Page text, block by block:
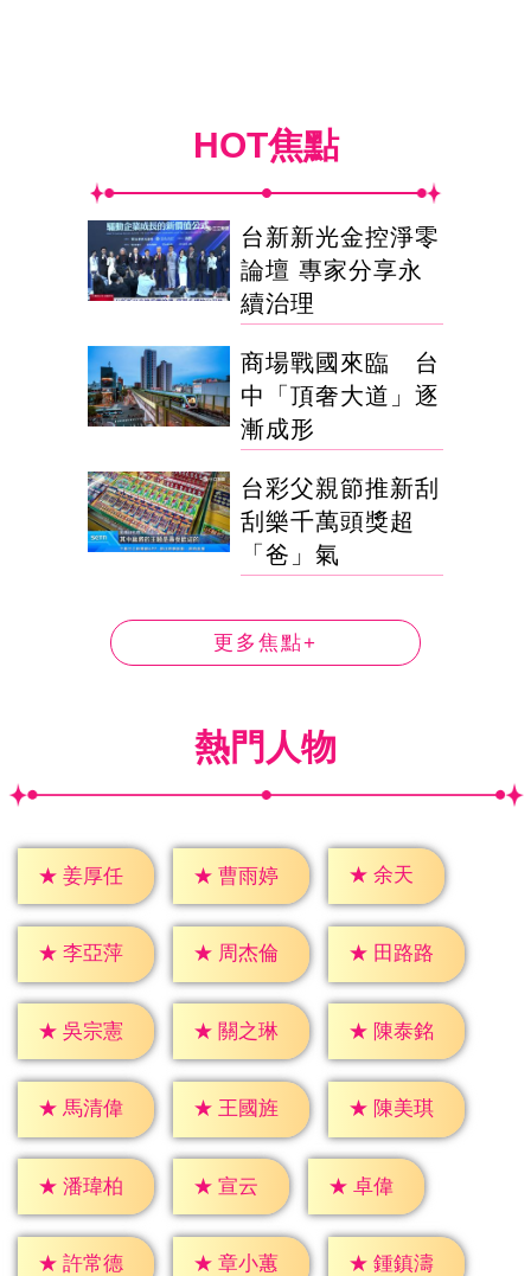
HOT焦點
台新新光金控淨零
論壇 專家分享永
續治理
商場戰國來臨 台
中「頂奢大道」逐
漸成形
台彩父親節推新刮
刮樂千萬頭獎超
「爸」氣
更多焦點+
熱門人物
★ 姜厚任 ★ 曹雨婷 ★ 余天
★ 李亞萍 ★ 周杰倫 ★ 田路路
★ 吳宗憲 ★ 關之琳 ★ 陳泰銘
★ 馬清偉 ★ 王國旌 ★ 陳美琪
★ 潘瑋柏 ★ 宣云 ★ 卓偉
★ 許常德 ★ 章小蕙 ★ 鍾鎮濤